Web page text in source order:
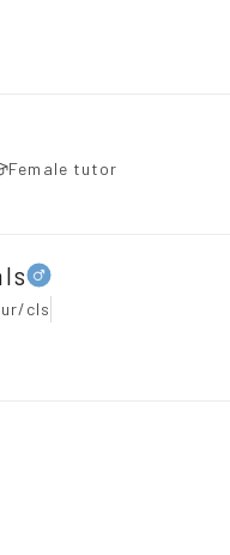
Female tutor
cls